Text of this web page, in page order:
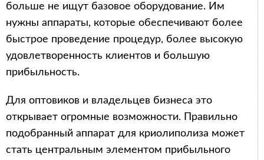
больше не ищут базовое оборудование. Им
нужны аппараты, которые обеспечивают более
быстрое проведение процедур, более высокую
удовлетворенность клиентов и большую
прибыльность.
Для оптовиков и владельцев бизнеса это
открывает огромные возможности. Правильно
подобранный аппарат для криолиполиза может
стать центральным элементом прибыльного